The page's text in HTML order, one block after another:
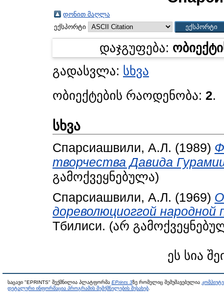
დონით მაღლა
ექსპორტი
დაჯგუფება:
გადასვლა: სხვა
ობიექტების რაოდენობა: 2.
სხვა
Спарсиашвили, А.Л. (1989)
творчества Давида
გამოქვეყნებულა)
Спарсиашвили, А.Л. (1969)
дореволюциоггой народной
Тбилиси. (არ
ეს სია
საცავი "EPRINTS" შექმნილია პლატფორმა EPrints 3ზე რომელიც შემუშავებულია
დეტალური ინფორმაცია პროგრამის შემქმნელების შესახებ